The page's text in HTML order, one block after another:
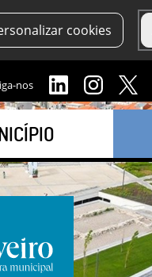
cookies
nos